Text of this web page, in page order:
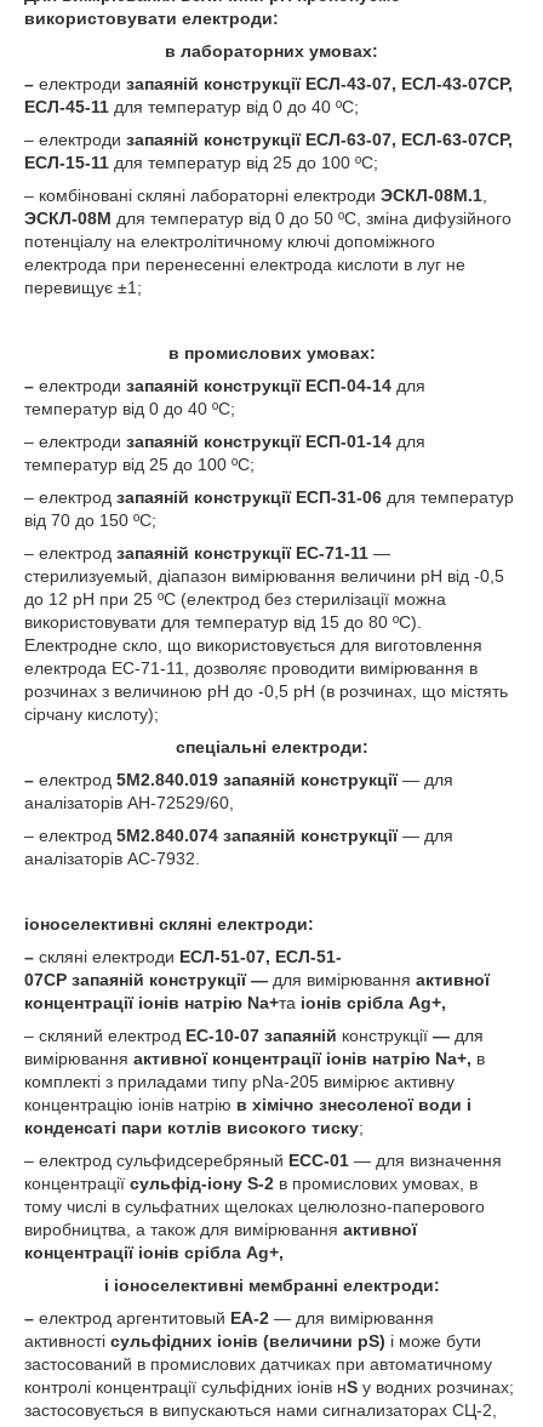
використовувати електроди:
в лабораторних умовах:
– електроди запаяній конструкції ЕСЛ-43-07, ЕСЛ-43-07СР,
ЕСЛ-45-11 для температур від 0 до 40 ºС;
– електроди запаяній конструкції ЕСЛ-63-07, ЕСЛ-63-07СР,
ЕСЛ-15-11 для температур від 25 до 100 ºС;
– комбіновані скляні лабораторні електроди ЭСКЛ-08М.1
ЭСКЛ-08М для температур від 0 до 50 ºС, зміна дифузійного
потенціалу на електролітичному ключі допоміжного
електрода при перенесенні електрода кислоти в луг не
перевищує ±1;
в промислових умовах:
– електроди запаяній конструкції ЕСП-04-14 для
температур від 0 до 40 ºС;
– електроди запаяній конструкції ЕСП-01-14 для
температур від 25 до 100 ºС;
– електрод запаяній конструкції ЕСП-31-06 для температур
від 70 до 150 ºС;
– електрод запаяній конструкції ЕС-71-11 —
стерилизуемый, діапазон вимірювання величини рН від -0,5
до 12 рН при 25 ºС (електрод без стерилізації можна
використовувати для температур від 15 до 80 ºС).
Електродне скло, що використовується для виготовлення
електрода ЕС-71-11, дозволяє проводити вимірювання в
розчинах з величиною рН до -0,5 рН (в розчинах, що містять
сірчану кислоту);
спеціальні електроди:
– електрод 5М2.840.019 запаяній конструкції— для
аналізаторів АН-72529/60,
– електрод 5М2.840.074 запаяній конструкції— для
аналізаторів АС-7932.
іоноселективні скляні електроди:
– скляні електроди ЕСЛ-51-07, ЕСЛ-51-
07СР запаяній конструкції — для вимірювання активної
концентрації іонів натрію Na+та іонів срібла Ag+,
– скляний електрод ЕС-10-07 запаяній конструкції — для
вимірювання активної концентрації іонів натрію Na+, в
комплекті з приладами типу рNа-205 вимірює активну
концентрацію іонів натрію в хімічно знесоленої води і
конденсаті пари котлів високого тиску;
– електрод сульфидсеребряный ЕСС-01 — для визначення
концентрації сульфід-іону S-2 в промислових умовах, в
тому числі в сульфатних щелоках целюлозно-паперового
виробництва, а також для вимірювання активної
концентрації іонів срібла Ag+,
і іоноселективні мембранні електроди:
– електрод аргентитовый ЕА-2 — для вимірювання
активності сульфідних іонів (величини рS) і може бути
застосований в промислових датчиках при автоматичному
контролі концентрації сульфідних іонів нS у водних розчинах;
застосовується в випускаються нами сигнализаторах СЦ-2,